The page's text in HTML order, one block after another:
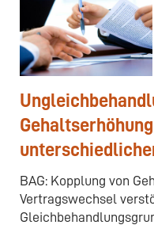
BAG: Kopplung von
Vertragswechsel